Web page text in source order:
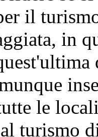
il
in
le
al